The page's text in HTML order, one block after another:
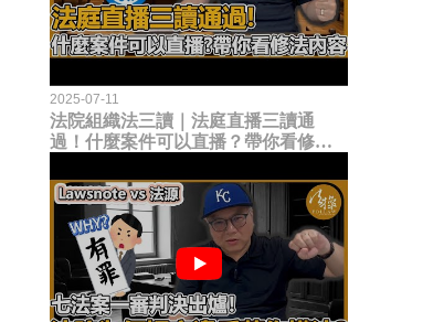
2025-07-11
法院組織法三讀｜法庭直播三讀通
過！什麼案件可以直播？帶你看修法